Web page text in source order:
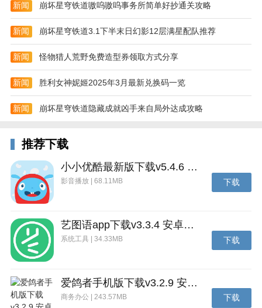
4、返回登录页输入已设置的用户名与密码，验证通过
新闻 崩坏星穹铁道嗷呜嗷呜事务所简单好抄通关攻略
新闻 崩坏星穹铁道3.1下半末日幻影12层满星配队推荐
新闻 怪物猎人荒野免费造型券领取方式分享
新闻 胜利女神妮姬2025年3月最新兑换码一览
新闻 崩坏星穹铁道隐藏成就凶手来自局外达成攻略
推荐下载
小小优酷最新版下载v5.4.6 安卓官方版
影音播放 | 68.11MB 下载
艺图语app下载v3.3.4 安卓免费版
系统工具 | 34.33MB 下载
爱鸽者手机版下载v3.2.9 安卓版
商务办公 | 243.57MB 下载